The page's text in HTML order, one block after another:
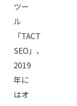
ツー
ル
「TACT
SEO」、
2019
年に
はオ